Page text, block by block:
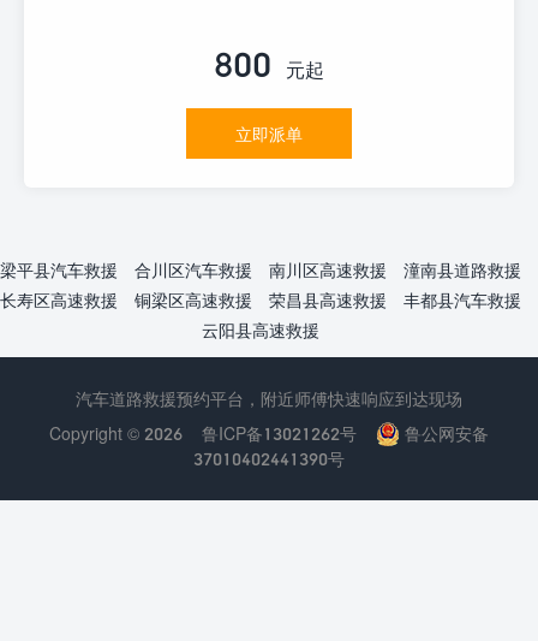
800 元起
立即派单
梁平县汽车救援 合川区汽车救援 南川区高速救援
潼南县道路救援
长寿区高速救援
铜梁区高速救援 荣昌县高速救援
丰都县汽车救援
云阳县高速救援
汽车道路救援预约平台，附近师傅快速响应到达现场
Copyright © 2026
鲁ICP备13021262号
鲁公网安备
37010402441390号